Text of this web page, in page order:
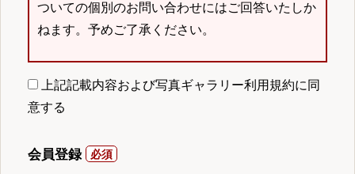
ついての個別のお問い合わせにはご回答いたしか
ねます。予めご了承ください。
上記記載内容および写真ギャラリー利用規約に同
意する
会員登録